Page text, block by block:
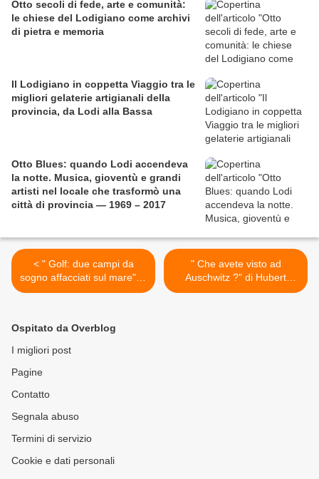
Otto secoli di fede, arte e comunità:
le chiese del Lodigiano come archivi
di pietra e memoria
Il Lodigiano in coppetta Viaggio tra le
migliori gelaterie artigianali della
provincia, da Lodi alla Bassa
Otto Blues: quando Lodi accendeva
la notte. Musica, gioventù e grandi
artisti nel locale che trasformò una
città di provincia — 1969 – 2017
< " Golf: due campi da
sogno affacciati sul mare" di
Paolo Emilio Pacciani
" Che avete visto ad
Auschwitz ?" di Hubert
Prolongeau >
Ospitato da Overblog
I migliori post
Pagine
Contatto
Segnala abuso
Termini di servizio
Cookie e dati personali